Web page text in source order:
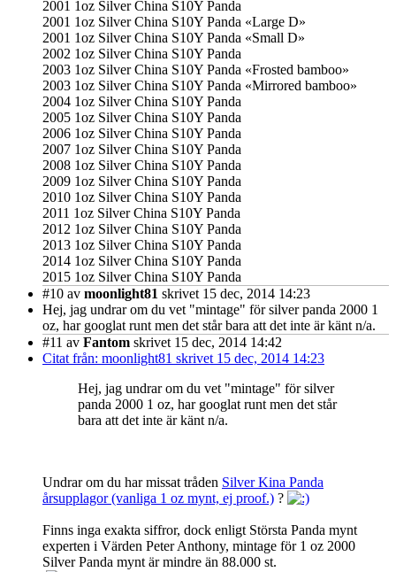
2001 1oz Silver China S10Y Panda
2001 1oz Silver China S10Y Panda «Large D»
2001 1oz Silver China S10Y Panda «Small D»
2002 1oz Silver China S10Y Panda
2003 1oz Silver China S10Y Panda «Frosted bamboo»
2003 1oz Silver China S10Y Panda «Mirrored bamboo»
2004 1oz Silver China S10Y Panda
2005 1oz Silver China S10Y Panda
2006 1oz Silver China S10Y Panda
2007 1oz Silver China S10Y Panda
2008 1oz Silver China S10Y Panda
2009 1oz Silver China S10Y Panda
2010 1oz Silver China S10Y Panda
2011 1oz Silver China S10Y Panda
2012 1oz Silver China S10Y Panda
2013 1oz Silver China S10Y Panda
2014 1oz Silver China S10Y Panda
2015 1oz Silver China S10Y Panda
#10 av moonlight81 skrivet 15 dec, 2014 14:23
Hej, jag undrar om du vet "mintage" för silver panda 2000 1
oz, har googlat runt men det står bara att det inte är känt n/a.
#11 av Fantom skrivet 15 dec, 2014 14:42
Citat från: moonlight81 skrivet 15 dec, 2014 14:23
Hej, jag undrar om du vet "mintage" för silver
panda 2000 1 oz, har googlat runt men det står
bara att det inte är känt n/a.
Undrar om du har missat tråden Silver Kina Panda
årsupplagor (vanliga 1 oz mynt, ej proof.) ?
Finns inga exakta siffror, dock enligt Största Panda mynt
experten i Värden Peter Anthony, mintage för 1 oz 2000
Silver Panda mynt är mindre än 88.000 st.